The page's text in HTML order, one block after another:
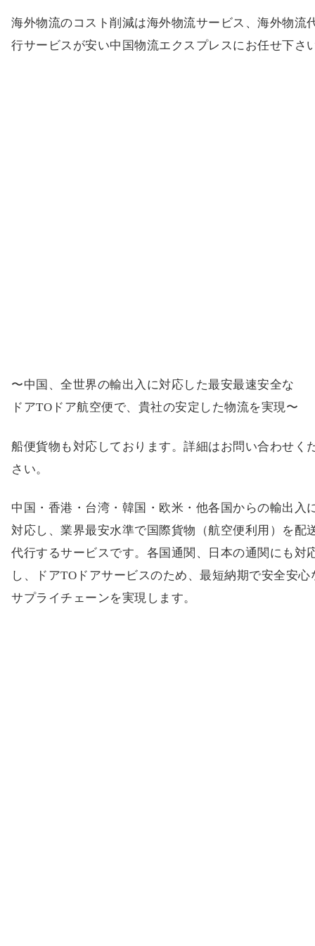
海外物流のコスト削減は海外物流サービス、海外物流
行サービスが安い中国物流エクスプレスにお任せ下さ
〜中国、全世界の輸出入に対応した最安最速安全な
ドアTOドア航空便で、貴社の安定した物流を実現〜
船便貨物も対応しております。詳細はお問い合わせく
さい。
中国・香港・台湾・韓国・欧米・他各国からの輸出入
対応し、業界最安水準で国際貨物（航空便利用）を配
代行するサービスです。各国通関、日本の通関にも対
し、ドアTOドアサービスのため、最短納期で安全安心
サプライチェーンを実現します。